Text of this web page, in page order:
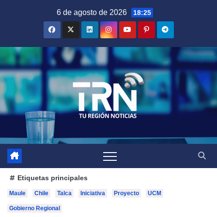
6 de agosto de 2026 18:25
Etiquetas principales
Maule Chile Talca Iniciativa Proyecto UCM
Gobierno Regional